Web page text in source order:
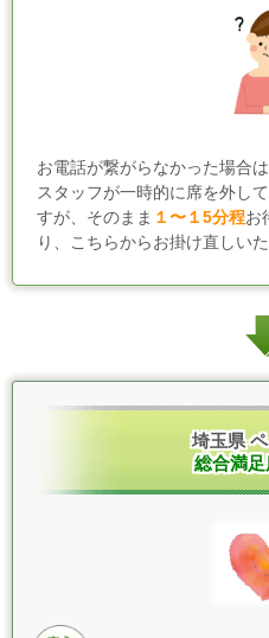
お電話が繋がらなかった場合
スタッフが一時的に席を外し
すが、そのまま １〜１5分程お
り、こちらからお掛け直しいた
埼玉県
総合満